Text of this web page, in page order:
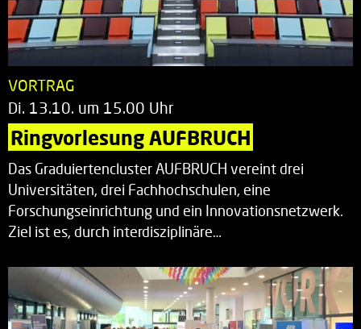
VORTRAG
Di. 13.10. um 15.00 Uhr
Ringvorlesung AUFBRUCH
Das Graduiertencluster AUFBRUCH vereint drei
Universitäten, drei Fachhochschulen, eine
Forschungseinrichtung und ein Innovationsnetzwerk.
Ziel ist es, durch interdisziplinäre…